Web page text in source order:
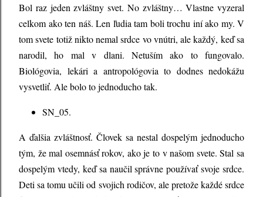
Bol raz jeden zvláštny svet. No zvláštny… Vlastne vyzeral
celkom ako ten náš. Len ľudia tam boli trochu iní ako my. V
tom svete totiž nikto nemal srdce vo vnútri, ale každý, keď sa
narodil, ho mal v dlani. Netuším ako to fungovalo.
Biológovia, lekári a antropológovia to dodnes nedokážu
vysvetliť. Ale bolo to jednoducho tak.
SN_05.
A ďalšia zvláštnosť. Človek sa nestal dospelým jednoducho
tým, že mal osemnásť rokov, ako je to v našom svete. Stal sa
dospelým vtedy, keď sa naučil správne používať svoje srdce.
Deti sa tomu učili od svojich rodičov, ale pretože každé srdce